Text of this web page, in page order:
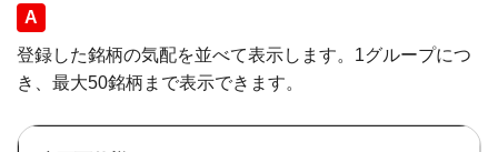
回答
登録した銘柄の気配を並べて表示します。1グループにつ
き、最大50銘柄まで表示できます。